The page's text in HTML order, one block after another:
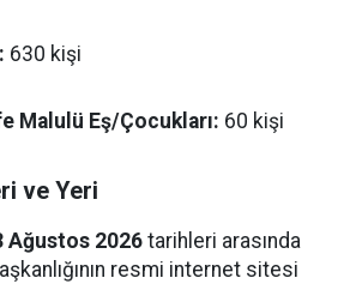
630 kişi
Malulü Eş/Çocukları: 60 kişi
ve Yeri
Ağustos 2026tarihleri arasında
resmi internet sitesi